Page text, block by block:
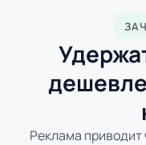
Реклама приводит